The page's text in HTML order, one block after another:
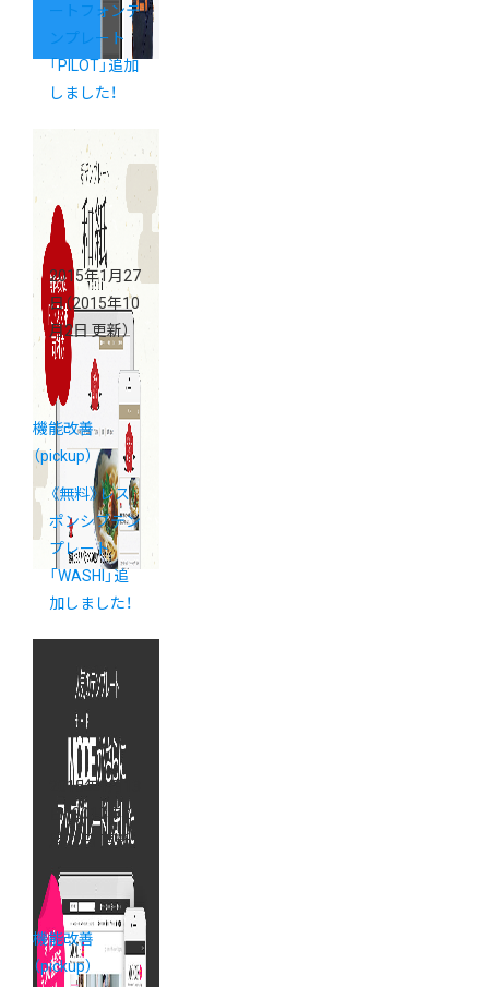
ートフォンテ
ンプレート
「PILOT」追加
しました！
2015年1月27
日（2015年10
月2日 更新）
機能改善
（pickup）
《無料》レス
ポンシブテン
プレート
「WASHI」追
加しました！
2015年1月13
日（2017年2
月22日 更新）
機能改善
（pickup）